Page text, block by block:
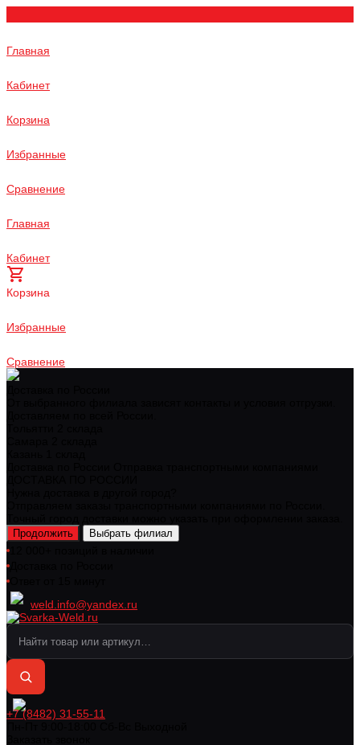
Главная
Кабинет
Корзина
Избранные
Сравнение
Главная
Кабинет
Корзина
Избранные
Сравнение
Продолжить Выбрать филиал
weld.info@yandex.ru
+7 (8482) 31-55-11